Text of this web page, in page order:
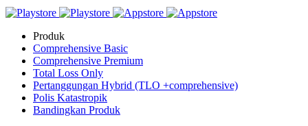
Produk
Comprehensive Basic
Comprehensive Premium
Total Loss Only
Pertanggungan Hybrid (TLO +comprehensive)
Polis Katastropik
Bandingkan Produk